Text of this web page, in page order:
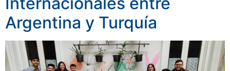
Argentina y Turquía